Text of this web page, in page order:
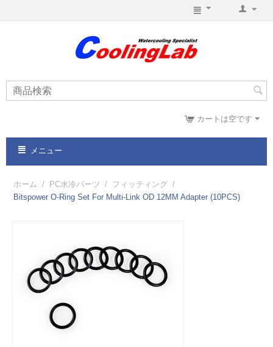
カートは空です
メニュー
ホーム / PC水冷パーツ / フィッティング /
Bitspower O-Ring Set For Multi-Link OD 12MM Adapter (10PCS)